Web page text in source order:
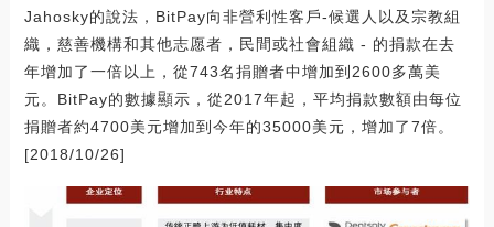
Jahosky的說法，BitPay向非營利性客戶-候選人以及宗教組
織，慈善機構和其他志愿者，民間或社會組織 - 的捐款在去
年增加了一倍以上，從743名捐贈者中增加到2600多萬美
元。BitPay的數據顯示，從2017年起，平均捐款數額由每位
捐贈者約4700美元增加到今年的35000美元，增加了7倍。
[2018/10/26]